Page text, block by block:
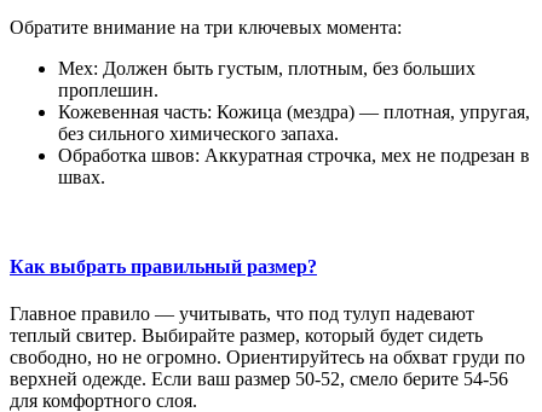
Обратите внимание на три ключевых момента:
Мех: Должен быть густым, плотным, без больших
проплешин.
Кожевенная часть: Кожица (мездра) — плотная, упругая,
без сильного химического запаха.
Обработка швов: Аккуратная строчка, мех не подрезан в
швах.
Как выбрать правильный размер?
Главное правило — учитывать, что под тулуп надевают
теплый свитер. Выбирайте размер, который будет сидеть
свободно, но не огромно. Ориентируйтесь на обхват груди по
верхней одежде. Если ваш размер 50-52, смело берите 54-56
для комфортного слоя.